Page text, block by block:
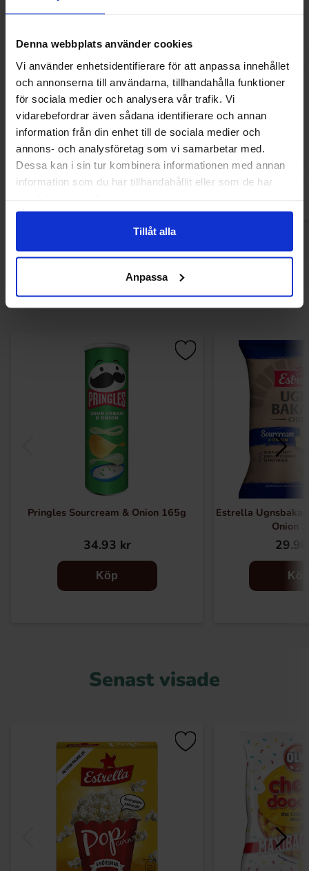
Denna webbplats använder cookies
Vi använder enhetsidentifierare för att anpassa innehållet
och annonserna till användarna, tillhandahålla funktioner
för sociala medier och analysera vår trafik. Vi
vidarebefordrar även sådana identifierare och annan
information från din enhet till de sociala medier och
annons- och analysföretag som vi samarbetar med.
Dessa kan i sin tur kombinera informationen med annan
information som du har tillhandahållit eller som de har
Tillåt alla
Anpassa
MAZE Popcorn Cinema Butter 3-pack
240g
37.76 kr
Köp
Popz
Andra gillade
Pringles Sourcream & Onion 165g
34.93 kr
Köp
Estrella
Onion
Köp
Senast visade